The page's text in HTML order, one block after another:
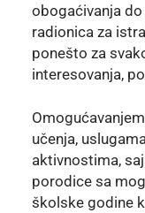
obogaćivanja
radionica za
ponešto za
interesovanja,
učenja,
aktivnostima,
porodice sa
školske godine